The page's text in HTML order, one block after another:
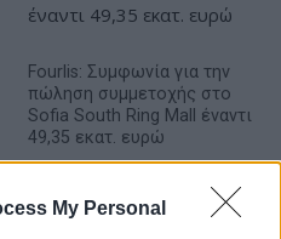
My Personal
Fourlis: Συμφωνία για την
πώληση συμμετοχής στο
Sofia South Ring Mall έναντι
49,35 εκατ. ευρώ